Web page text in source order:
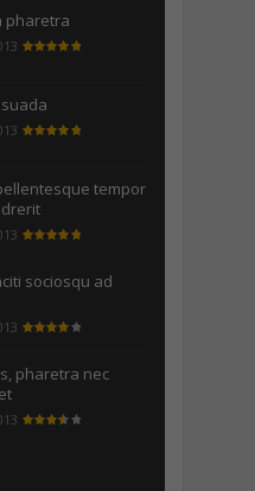
pharetra
tempor
sociosqu ad
pharetra nec